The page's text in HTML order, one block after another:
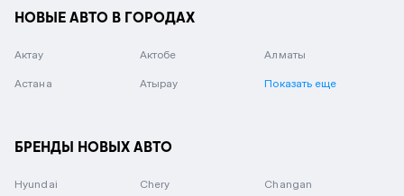
НОВЫЕ АВТО В ГОРОДАХ
Актау Актобе Алматы
Астана Атырау Показать еще
БРЕНДЫ НОВЫХ АВТО
Hyundai Chery Changan